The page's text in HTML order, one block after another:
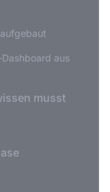
aus
musst